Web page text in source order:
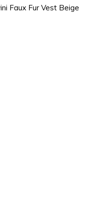
Faux Fur Vest Beige